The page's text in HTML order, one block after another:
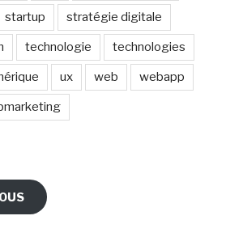
startup stratégie digitale
technologie technologies
ux web webapp